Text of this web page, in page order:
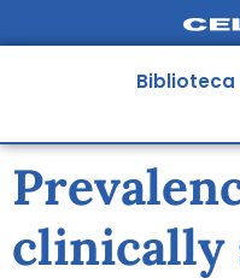
al
clinically